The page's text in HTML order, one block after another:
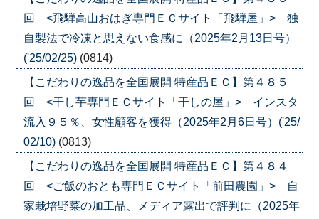
回 <飛騨高山おはぎ専門ＥＣサイト「飛騨屋」> 独
自製法で冷凍と思えない食感に（2025年2月13日号）
('25/02/25) (0814)
【こだわりの逸品を全国展開 特産品ＥＣ】第４８５
回 <干し芋専門ＥＣサイト「干しの屋」> インスタ
流入９５％、女性顧客を獲得（2025年2月6日号）('25/
02/10) (0813)
【こだわりの逸品を全国展開 特産品ＥＣ】第４８４
回 <ご飯のおとも専門ＥＣサイト「前田農園」> 自
家栽培野菜の加工品、メディア露出で評判に（2025年